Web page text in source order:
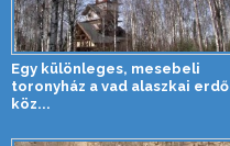
Egy különleges, mesebeli
toronyház a vad alaszkai erdő
köz...